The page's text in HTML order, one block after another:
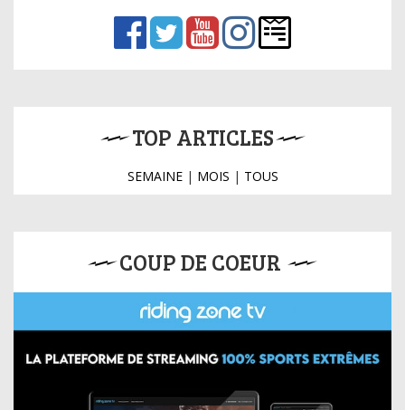
TOP ARTICLES
SEMAINE| MOIS | TOUS
COUP DE COEUR